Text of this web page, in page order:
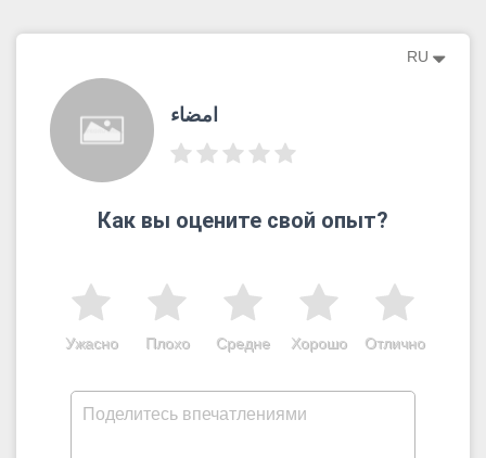
RU
امضاء
Как вы оцените свой опыт?
Отлично
Хорошо
Средне
Плохо
Ужасно